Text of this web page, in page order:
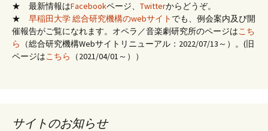
★ 最新情報はFacebookページ、 Twitterからどうぞ。
★ 早稲田大学 総合研究機構のwebサイト でも、例会案内及び開
催報告がご覧になれます。オペラ／音楽劇研究所のページはこち
ら
（総合研究機構Webサイトリニューアル：2022/07/13～）。(旧
ページはこちら （2021/04/01～））
サイトのお知らせ